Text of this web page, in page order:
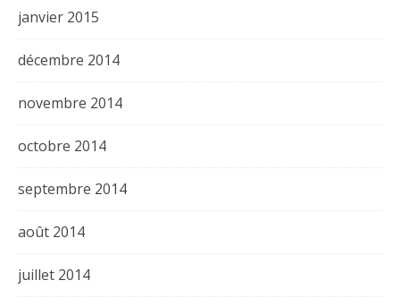
janvier 2015
décembre 2014
novembre 2014
octobre 2014
septembre 2014
août 2014
juillet 2014